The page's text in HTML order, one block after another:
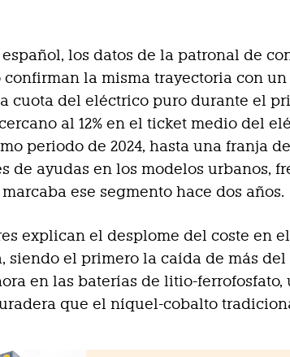
español, los datos de la patronal de
confirman la misma trayectoria con
cuota del eléctrico puro durante el
al 12% en el ticket medio del
periodo de 2024, hasta una franja de
de ayudas en los modelos urbanos,
ese segmento hace dos años.
explican el desplome del coste en
siendo el primero la caída de más del
en las baterías de litio-ferrofosfato,
que el níquel-cobalto